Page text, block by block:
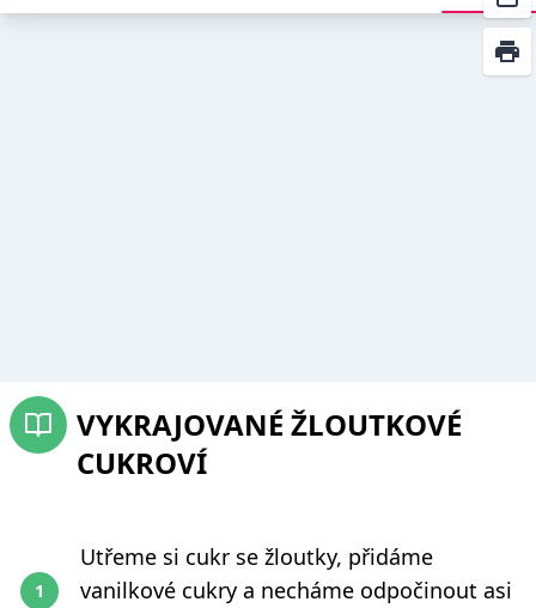
VYKRAJOVANÉ ŽLOUTKOVÉ
CUKROVÍ
Utřeme si cukr se žloutky, přidáme
vanilkové cukry a necháme odpočinout asi